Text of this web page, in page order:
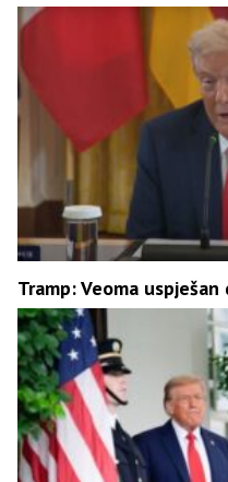
Tramp: Veoma uspješan